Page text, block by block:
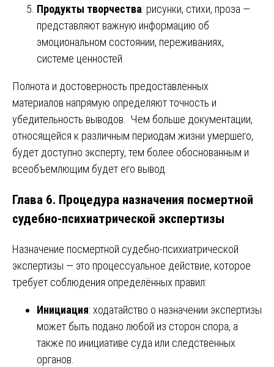
Продукты творчества: рисунки, стихи, проза —
представляют важную информацию об
эмоциональном состоянии, переживаниях,
системе ценностей.
Полнота и достоверность предоставленных
материалов напрямую определяют точность и
убедительность выводов. Чем больше документации,
относящейся к различным периодам жизни умершего,
будет доступно эксперту, тем более обоснованным и
всеобъемлющим будет его вывод.
Глава 6. Процедура назначения посмертной
судебно-психиатрической экспертизы
Назначение посмертной судебно-психиатрической
экспертизы — это процессуальное действие, которое
требует соблюдения определённых правил:
Инициация: ходатайство о назначении экспертизы
может быть подано любой из сторон спора, а
также по инициативе суда или следственных
органов.